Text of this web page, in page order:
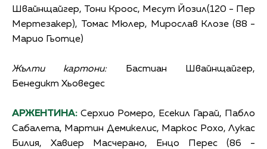
Швайнщайгер, Тони Кроос, Месут Йозил(120 - Пер
Мертезакер), Томас Мюлер, Мирослав Клозе (88 -
Марио Гьотце)
Жълти картони:Бастиан Швайнщайгер,
Бенедикт Хьоведес
АРЖЕНТИНА: Серхио Ромеро, Есекил Гарай, Пабло
Сабалета, Мартин Демикелис, Маркос Рохо, Лукас
Билия, Хавиер Масчерано, Енцо Перес (86 -